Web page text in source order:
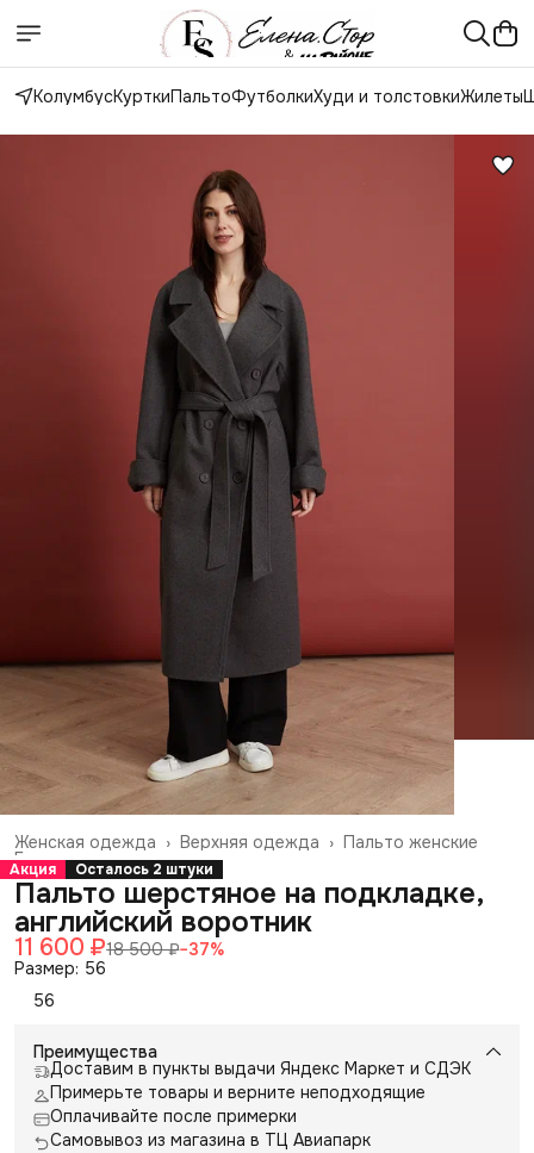
КолумбусКурткиПальтоФутболкиХуди и толстовкиЖилеты
Пальто женские
Верхняя одежда ›
Женская одежда ›
Главная ›
Акция Осталось 2 штуки
Пальто шерстяное на подкладке,
английский воротник
11 600 ₽18 500 ₽−37%
Размер: 56
56
Преимущества
Доставим в пункты выдачи Яндекс Маркет и СДЭК
Примерьте товары и верните неподходящие
Оплачивайте после примерки
Самовывоз из магазина в ТЦ Авиапарк